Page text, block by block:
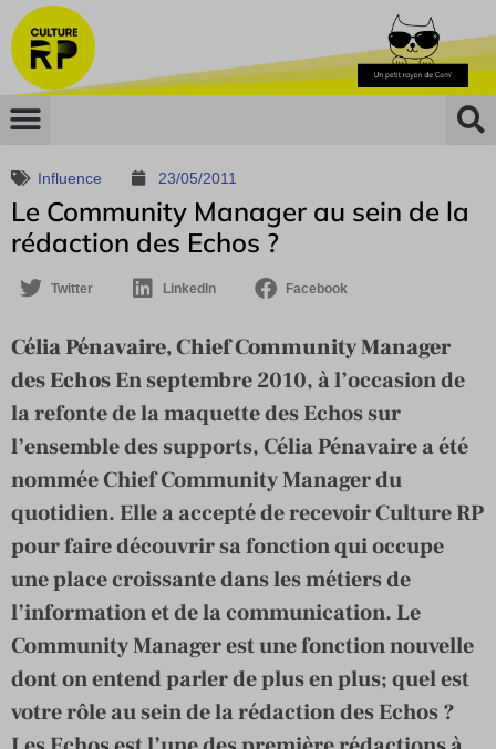
Influence 23/05/2011
Le Community Manager au sein de la
rédaction des Echos ?
Twitter LinkedIn Facebook
Célia Pénavaire, Chief Community Manager
des EchosEn septembre 2010, à l’occasion de
la refonte de la maquette des Echos sur
l’ensemble des supports, Célia Pénavaire a été
nommée Chief Community Manager du
quotidien. Elle a accepté de recevoir Culture RP
pour faire découvrir sa fonction qui occupe
une place croissante dans les métiers de
l’information et de la communication. Le
Community Manager est une fonction nouvelle
dont on entend parler de plus en plus; quel est
votre rôle au sein de la rédaction des Echos ?